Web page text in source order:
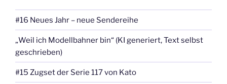
#16 Neues Jahr – neue Sendereihe
„Weil ich Modellbahner bin“ (KI generiert, Text selbst
geschrieben)
#15 Zugset der Serie 117 von Kato